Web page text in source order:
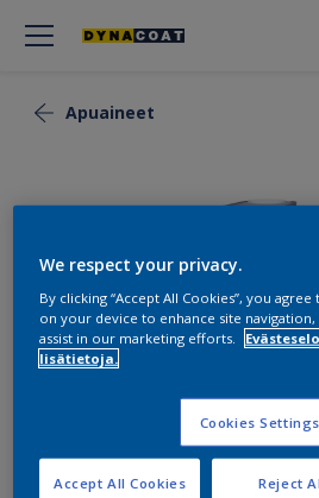
Apuaineet
Thinner 420
We respect your privacy.
By clicking “Accept All Cookies”, you
on your device to enhance site navigation,
assist in our marketing efforts.
lisätietoja.
Cookies Settings
Reject
Accept All Cookies